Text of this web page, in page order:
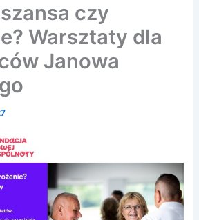
czy
Warsztaty dla
Janowa